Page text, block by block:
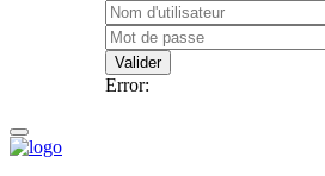
Valider
Error: